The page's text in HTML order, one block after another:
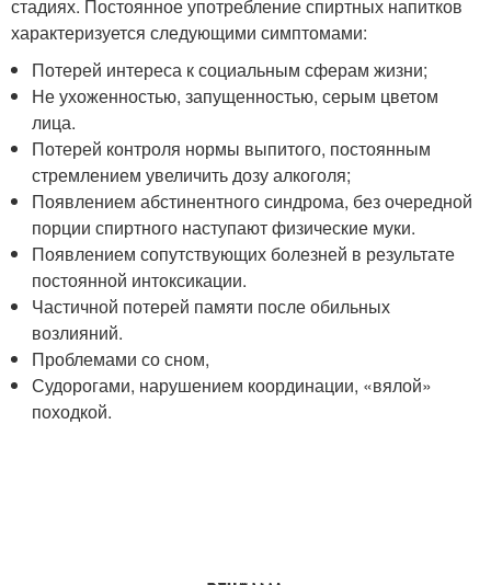
стадиях. Постоянное употребление спиртных напитков
характеризуется следующими симптомами:
Потерей интереса к социальным сферам жизни;
Не ухоженностью, запущенностью, серым цветом
лица.
Потерей контроля нормы выпитого, постоянным
стремлением увеличить дозу алкоголя;
Появлением абстинентного синдрома, без очередной
порции спиртного наступают физические муки.
Появлением сопутствующих болезней в результате
постоянной интоксикации.
Частичной потерей памяти после обильных
возлияний.
Проблемами со сном,
Судорогами, нарушением координации, «вялой»
походкой.